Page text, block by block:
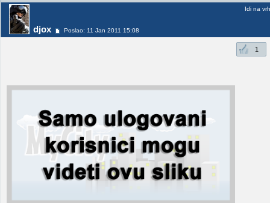
djox Poslao: 11 Jan 2011 15:08
Idi na vrh
1